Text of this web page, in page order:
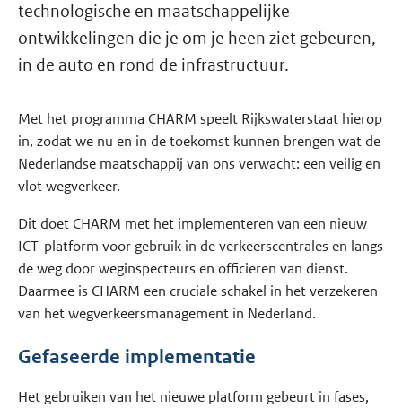
technologische en maatschappelijke
ontwikkelingen die je om je heen ziet gebeuren,
in de auto en rond de infrastructuur.
Met het programma CHARM speelt Rijkswaterstaat hierop
in, zodat we nu en in de toekomst kunnen brengen wat de
Nederlandse maatschappij van ons verwacht: een veilig en
vlot wegverkeer.
Dit doet CHARM met het implementeren van een nieuw
ICT-platform voor gebruik in de verkeerscentrales en langs
de weg door weginspecteurs en officieren van dienst.
Daarmee is CHARM een cruciale schakel in het verzekeren
van het wegverkeersmanagement in Nederland.
Gefaseerde implementatie
Het gebruiken van het nieuwe platform gebeurt in fases,